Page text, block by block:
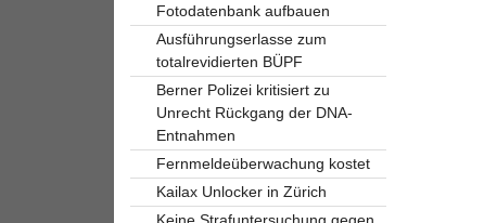
Fotodatenbank aufbauen
Ausführungserlasse zum
totalrevidierten BÜPF
Berner Polizei kritisiert zu
Unrecht Rückgang der DNA-
Entnahmen
Fernmeldeüberwachung kostet
Kailax Unlocker in Zürich
Keine Strafuntersuchung gegen